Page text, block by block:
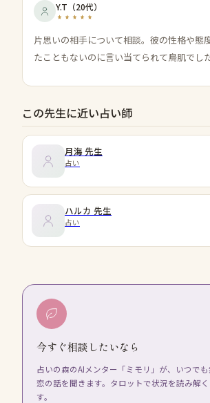
Y.T （20代）
片思いの相手について相談。彼の性格や態
たこともないのに言い当てられて鳥肌でした
この先生に近い占い師
月海 先生
占い
ハルカ 先生
占い
今すぐ相談したいなら
占いの森のAIメンター「ミモリ」が、いつで
恋の話を聞きます。タロットで状況を読み解
す。